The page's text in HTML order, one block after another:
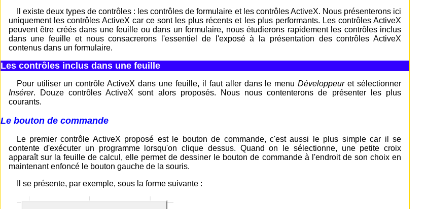
Il existe deux types de contrôles : les contrôles de formulaire et les contrôles ActiveX. Nous présenterons ici
uniquement les contrôles ActiveX car ce sont les plus récents et les plus performants. Les contrôles ActiveX
peuvent être créés dans une feuille ou dans un formulaire, nous étudierons rapidement les contrôles inclus
dans une feuille et nous consacrerons l'essentiel de l'exposé à la présentation des contrôles ActiveX
contenus dans un formulaire.
Les contrôles inclus dans une feuille
Pour utiliser un contrôle ActiveX dans une feuille, il faut aller dans le menuDéveloppeuret sélectionner
Insérer. Douze contrôles ActiveX sont alors proposés. Nous nous contenterons de présenter les plus
courants.
Le bouton de commande
Le premier contrôle ActiveX proposé est le bouton de commande, c'est aussi le plus simple car il se
contente d'exécuter un programme lorsqu'on clique dessus. Quand on le sélectionne, une petite croix
apparaît sur la feuille de calcul, elle permet de dessiner le bouton de commande à l'endroit de son choix en
maintenant enfoncé le bouton gauche de la souris.
Il se présente, par exemple, sous la forme suivante :